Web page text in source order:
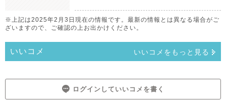
※上記は2025年2月3日現在の情報です。最新の情報とは異なる場合がご
ざいますので、ご確認の上お出かけください。
いいコメ いいコメをもっと見る
ログインしていいコメを書く